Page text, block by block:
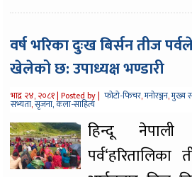
वर्ष भरिका दुःख बिर्सन तीज
खेलेको छ: उपाध्यक्ष भण्डारी
भाद्र २४, २०८१ |Posted by | फोटो-फिचर,मनोरञ्जन,मुख्य
सभ्यता,सृजना, कला-साहित्य
हिन्दू नेपाली